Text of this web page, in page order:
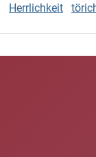
Herrlichkeit